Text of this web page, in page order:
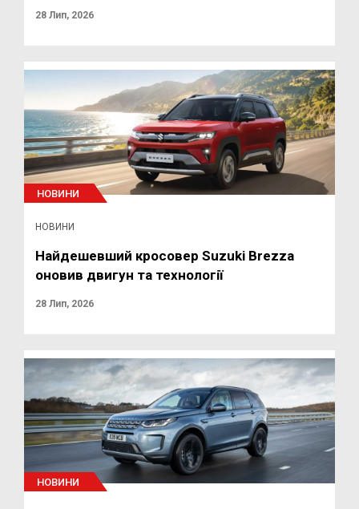
28 Лип, 2026
НОВИНИ
НОВИНИ
Найдешевший кросовер Suzuki Brezza
оновив двигун та технології
28 Лип, 2026
НОВИНИ